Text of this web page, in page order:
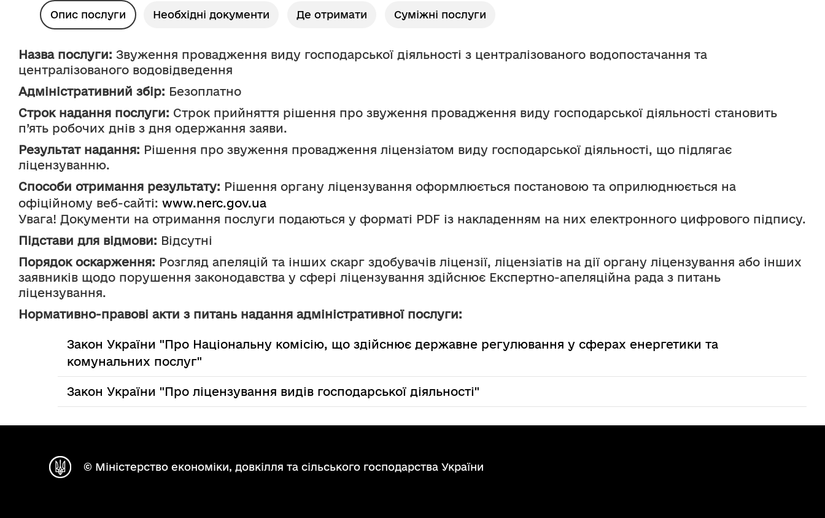
Опис послуги Необхідні документи Де отримати Суміжні послуги
Назва послуги: Звуження провадження виду господарської діяльності з централізованого водопостачання та
централізованого водовідведення
Адміністративний збір: Безоплатно
Строк надання послуги: Строк прийняття рішення про звуження провадження виду господарської діяльності становить
п’ять робочих днів з дня одержання заяви.
Результат надання: Рішення про звуження провадження ліцензіатом виду господарської діяльності, що підлягає
ліцензуванню.
Способи отримання результату: Рішення органу ліцензування оформлюється постановою та оприлюднюється на
офіційному веб-сайті: www.nerc.gov.ua
Увага! Документи на отримання послуги подаються у форматі PDF із накладенням на них електронного цифрового підпису.
Підстави для відмови: Відсутні
Порядок оскарження: Розгляд апеляцій та інших скарг здобувачів ліцензії, ліцензіатів на дії органу ліцензування або інших
заявників щодо порушення законодавства у сфері ліцензування здійснює Експертно-апеляційна рада з питань
ліцензування.
Нормативно-правові акти з питань надання адміністративної послуги:
Закон України "Про Національну комісію, що здійснює державне регулювання у сферах енергетики та
комунальних послуг"
Закон України "Про ліцензування видів господарської діяльності"
© Міністерство економіки, довкілля та сільського господарства України